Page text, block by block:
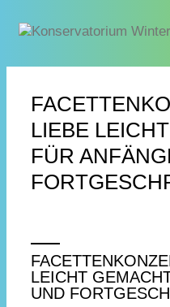
LIEBE
FÜR
LEICHT
UND